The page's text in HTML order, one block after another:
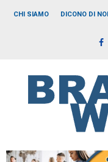
CHI SIAMO DICONO DI NOI